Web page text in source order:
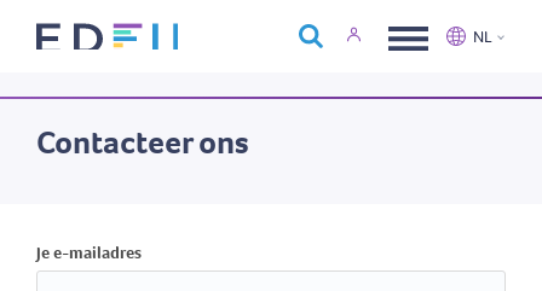
Over Edfin
NL
Contacteer ons
Je e-mailadres